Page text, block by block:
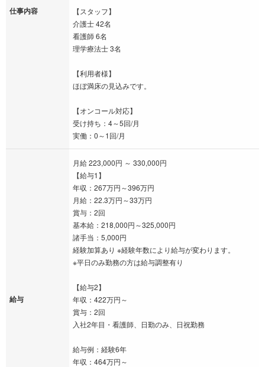
仕事内容
【スタッフ】
介護士 42名
看護師 6名
理学療法士 3名
【利用者様】
ほぼ満床の見込みです。
【オンコール対応】
受け持ち：4～5回/月
実働：0～1回/月
給与
月給 223,000円 ～ 330,000円
【給与1】
年収：267万円～396万円
月給：22.3万円～33万円
賞与：2回
基本給：218,000円～325,000円
諸手当：5,000円
経験加算あり ※経験年数により給与が変わります。
※平日のみ勤務の方は給与調整有り
【給与2】
年収：422万円～
賞与：2回
入社2年目・看護師、日勤のみ、日祝勤務
給与例：経験6年
年収：464万円～